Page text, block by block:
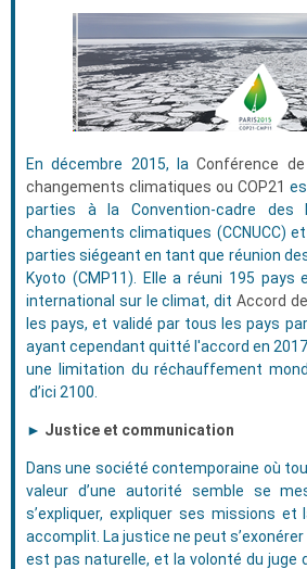
En décembre 2015, laConférence
changements climatiques ou COP21
parties à la Convention-cadre des
changements climatiques (CCNUCC)
parties siégeant en tant que réunion
Kyoto (CMP11). Elle a réuni 195
international sur le climat, dit Accord
les pays, et validé par tous les pays
ayant cependant quitté l'accord en
une limitation du réchauffement
d’ici 2100.
► Justice et communication
Dans une société contemporaine où
valeur d’une autorité semble se
s’expliquer, expliquer ses missions
accomplit. La justice ne peut
est pas naturelle, et la volonté du juge